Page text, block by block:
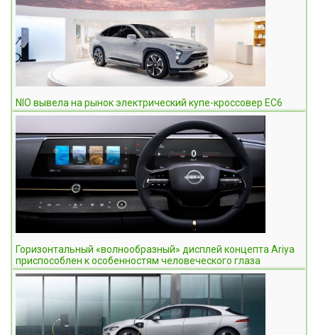
NIO вывела на рынок электрический купе-кроссовер EC6
Горизонтальный «волнообразный» дисплей концепта Ariya
приспособлен к особенностям человеческого глаза